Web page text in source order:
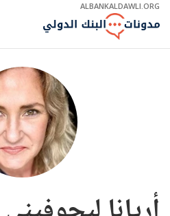
Skip
Main
ALBANKALDAWLI.ORG